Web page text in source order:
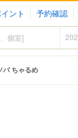
ント 予約確認
バ ちゃるめ